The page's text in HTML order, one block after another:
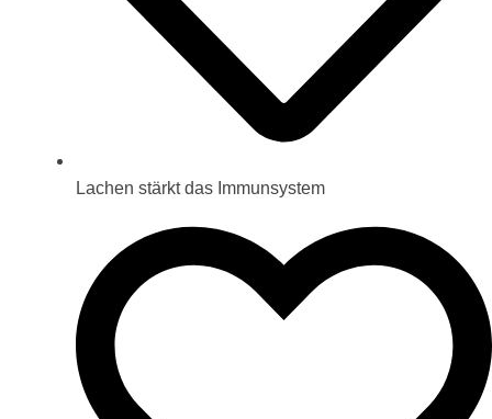
Lachen stärkt das Immunsystem